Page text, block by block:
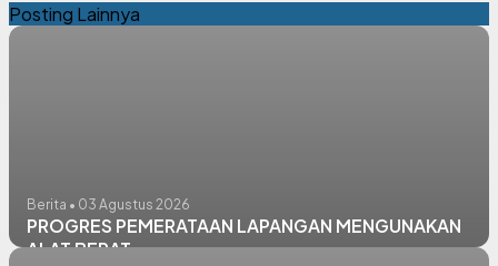
Posting Lainnya
Berita • 03 Agustus 2026
PROGRES PEMERATAAN LAPANGAN MENGUNAKAN
ALAT BERAT